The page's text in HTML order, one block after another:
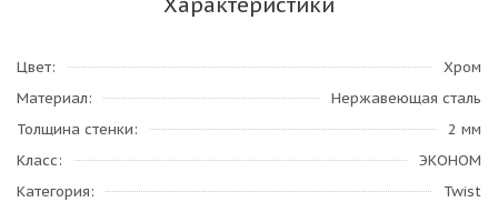
Цвет
Хром
Материал
Нержавеющая сталь
Толщина стенки
2 мм
Класс
ЭКОНОМ
Категория
Twist